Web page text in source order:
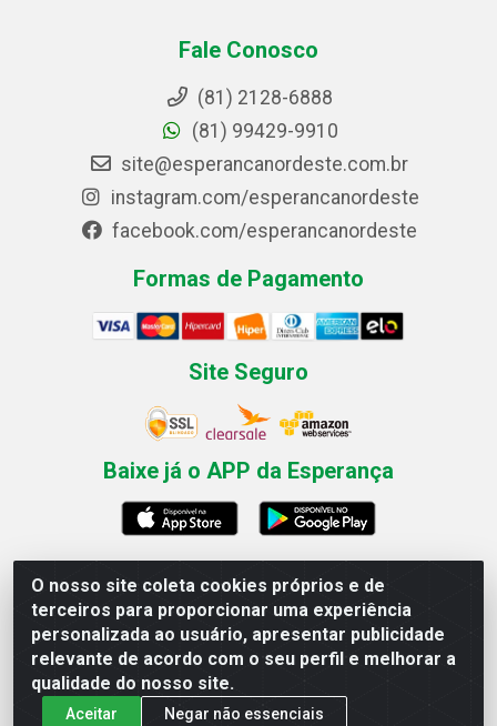
O nosso site coleta cookies próprios e de
terceiros para proporcionar uma experiência
personalizada ao usuário, apresentar publicidade
relevante de acordo com o seu perfil e melhorar a
qualidade do nosso site.
Aceitar Negar não essenciais
Fale Conosco
(81) 2128-6888
(81) 99429-9910
site@esperancanordeste.com.br
instagram.com/esperancanordeste
facebook.com/esperancanordeste
Formas de Pagamento
Site Seguro
Baixe já o APP da Esperança
Esperança Nordeste - Rua Professor Caldas Filho, 291 -
Estância - Recife / PE CEP: 50771-335 - CNPJ
03.666.136/0001-23